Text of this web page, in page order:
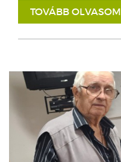
TOVÁBB OLVASOM